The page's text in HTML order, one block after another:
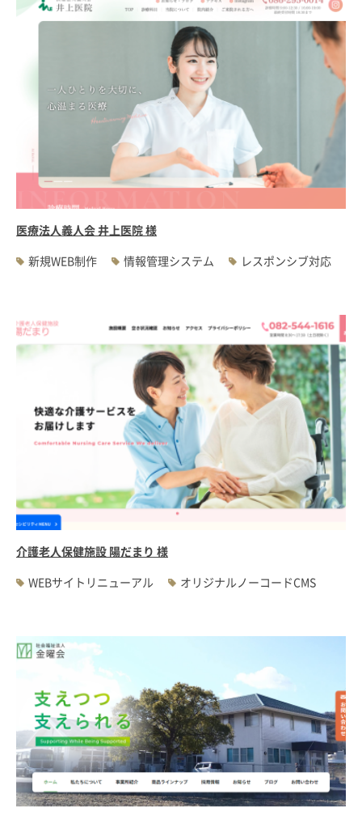
医療法人義人会 井上医院 様
新規WEB制作
情報管理システム レスポンシブ対応
介護老人保健施設 陽だまり 様
WEBサイトリニューアル
オリジナルノーコードCMS